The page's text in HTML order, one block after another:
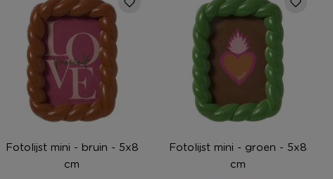
Fotolijst mini - bruin - 5x8
cm
Fotolijst mini - groen - 5x8
cm